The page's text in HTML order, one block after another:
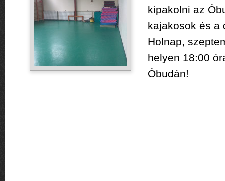
kipakolni az
kajakosok és a
Holnap,
helyen 18:00
Óbudán!